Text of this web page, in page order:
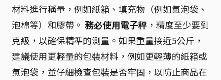
材料進行稱量，例如紙箱、填充物（例如氣泡袋、
泡棉等）和膠帶。 務必使用電子秤 ，精度至少要到
克級，以確保精準的測量。如果重量接近5公斤，
建議使用更輕量的包裝材料，例如更輕薄的紙箱或
氣泡袋，並仔細檢查包裝是否牢固，以防止商品在